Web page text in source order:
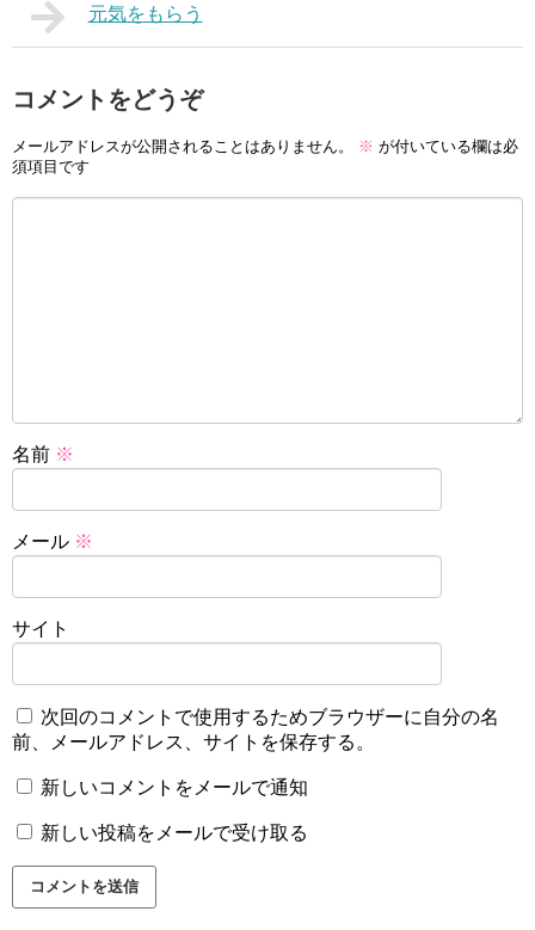
元気をもらう
コメントをどうぞ
メールアドレスが公開されることはありません。 ※ が付いている欄は必
須項目です
名前 ※
メール ※
サイト
次回のコメントで使用するためブラウザーに自分の名
前、メールアドレス、サイトを保存する。
新しいコメントをメールで通知
新しい投稿をメールで受け取る